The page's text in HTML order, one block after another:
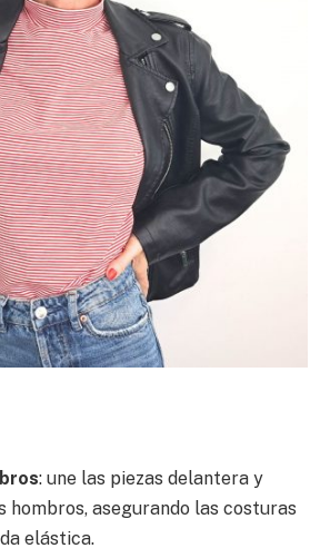
: une las piezas delantera y
hombros, asegurando las costuras
elástica.